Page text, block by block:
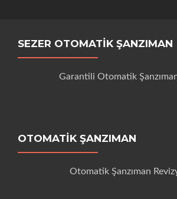
SEZER OTOMATIK ŞANZIMAN
Garantili Otomatik
OTOMATIK ŞANZIMAN
Otomatik Şanzıman